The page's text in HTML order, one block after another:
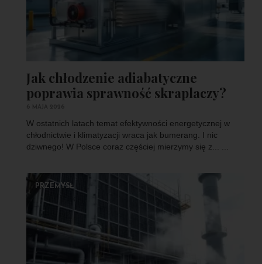
Jak chłodzenie adiabatyczne
poprawia sprawność skraplaczy?
W ostatnich latach temat efektywności energetycznej w
chłodnictwie i klimatyzacji wraca jak bumerang. I nic
dziwnego! W Polsce coraz częściej mierzymy się z... ...
PRZEMYSŁ